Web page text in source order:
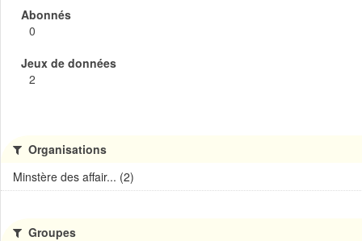
Abonnés
0
Jeux de données
2
Organisations
Minstère des affair... (2)
Groupes